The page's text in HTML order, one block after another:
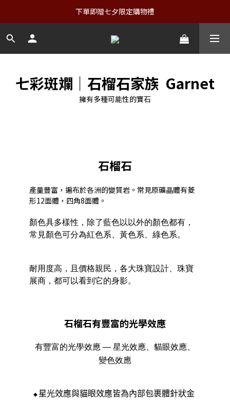
下單即贈七夕限定購物禮
七彩斑斕｜石榴石家族 Garnet
擁有多種可能性的寶石
石榴石
產量豐富，遍布於各洲的變質岩。常見原礦晶體有菱
形12面體，四角8面體。
顏色具多樣性， 除了藍色以以外的顏色都有，
常見顏色可分為紅色系、黃色系、綠色系。
耐用度高，且 價格親民 ， 各大珠寶設計、珠寶
展商，都可以看到它的身影。
石榴石有豐富的光學效應
有豐富的光學效應 — 星光效應、貓眼效應、
變色效應
◆ 星光效應與貓眼效應皆為內部包裹體針狀金